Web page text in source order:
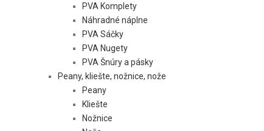
PVA Komplety
Náhradné náplne
PVA Sáčky
PVA Nugety
PVA Šnúry a pásky
Peany, kliešte, nožnice, nože
Peany
Kliešte
Nožnice